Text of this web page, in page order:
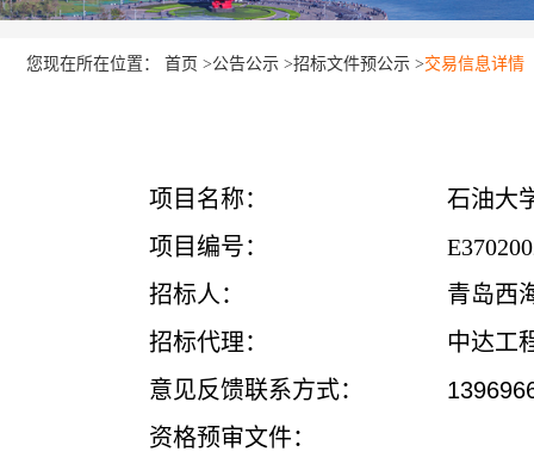
您现在所在位置： 首页 >公告公示 >招标文件预公示 >交易信息详情
项目名称：
石油大
项目编号：
招标人：
青岛西
招标代理：
中达工
意见反馈联系方式：
资格预审文件：